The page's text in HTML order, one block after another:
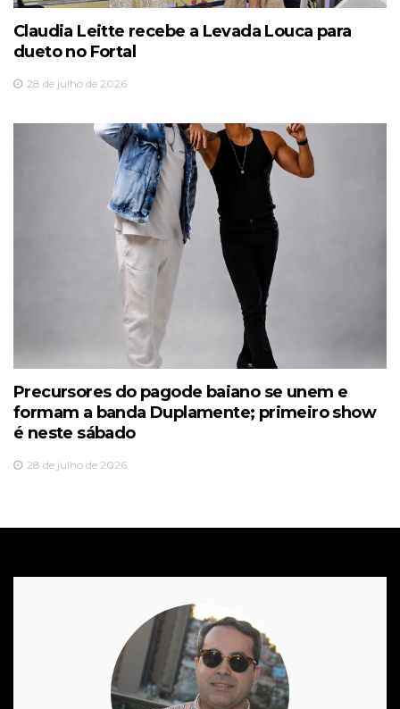
Claudia Leitte recebe a Levada Louca para
dueto no Fortal
28 de julho de 2026
Precursores do pagode baiano se unem e
formam a banda Duplamente; primeiro show
é neste sábado
28 de julho de 2026